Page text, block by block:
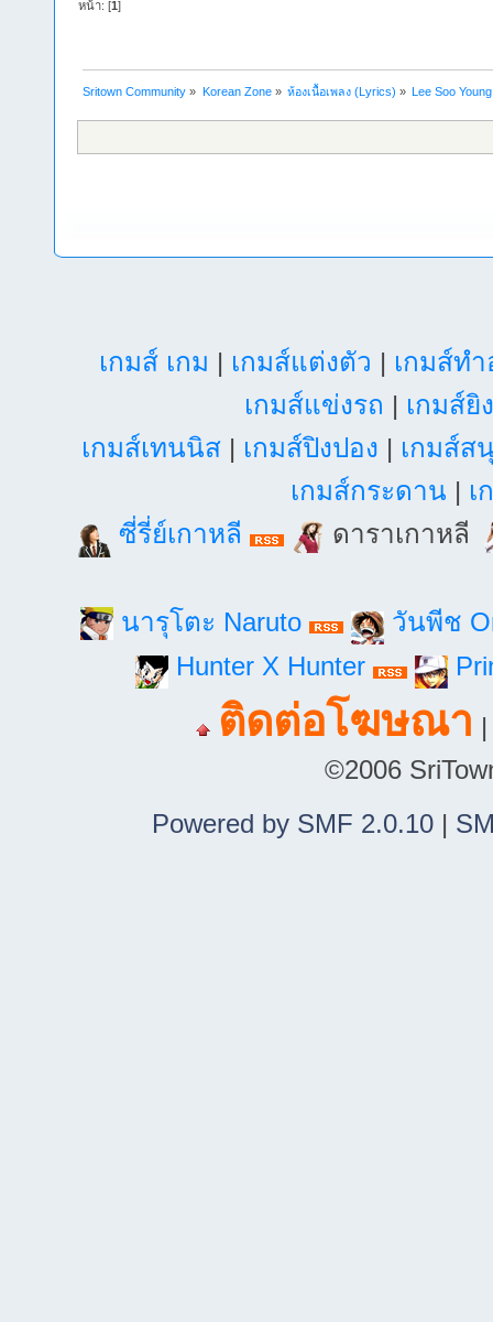
หน้า: [1]
Sritown Community » Korean Zone» ห้องเนื้อเพลง (Lyrics) » Lee Soo
เกมส์ เกม | เกมส์แต่งตัว | เกมส์ท
เกมส์แข่งรถ | เกมส์ยิ
เกมส์เทนนิส| เกมส์ปิงปอง | เกมส์ส
เกมส์กระดาน | เ
ซี่รี่ย์เกาหลี
ดาราเกาหลี
นารุโตะ Naruto
วันพีช
Hunter X Hunter
ติดต่อโฆษณา
©2006
Powered by SMF 2.0.10|